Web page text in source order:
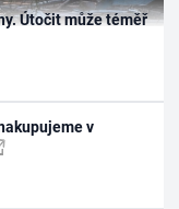
Útočit může téměř
v